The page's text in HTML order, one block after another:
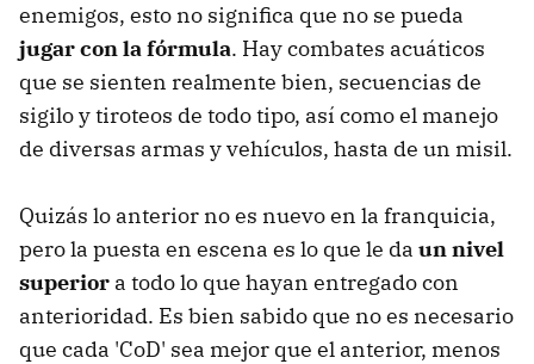
enemigos, esto no significa que no se pueda
jugar con la fórmula. Hay combates acuáticos
que se sienten realmente bien, secuencias de
sigilo y tiroteos de todo tipo, así como el manejo
de diversas armas y vehículos, hasta de un misil.
Quizás lo anterior no es nuevo en la franquicia,
pero la puesta en escena es lo que le da un nivel
superior a todo lo que hayan entregado con
anterioridad. Es bien sabido que no es necesario
que cada 'CoD' sea mejor que el anterior, menos